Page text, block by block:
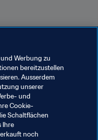
Argentina
Werbung zu
bereitzustellen
Ausserdem
unserer
und
Cookie-
Schaltflächen
Ihre
noch